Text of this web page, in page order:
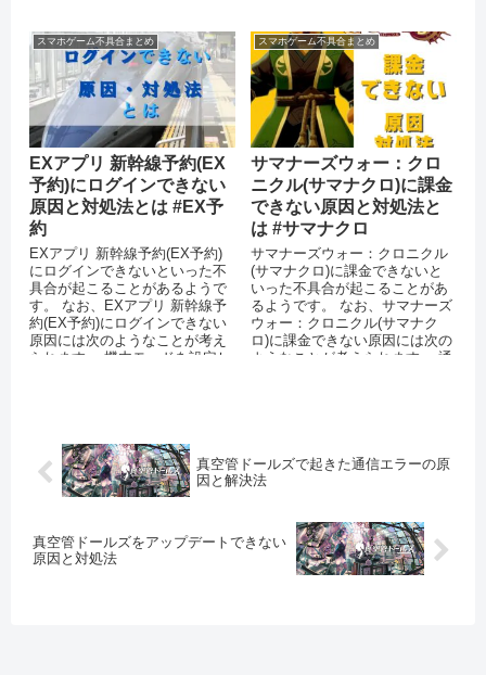
スマホゲーム不具合まとめ
EXアプリ 新幹線予約(EX
予約)にログインできない
原因と対処法とは #EX予
約
EXアプリ 新幹線予約(EX予約)
にログインできないといった不
具合が起こることがあるようで
す。 なお、EXアプリ 新幹線予
約(EX予約)にログインできない
原因には次のようなことが考え
られます。 機内モードを設定し
スマホゲーム不具合まとめ
サマナーズウォー：クロ
ニクル(サマナクロ)に課金
できない原因と対処法と
は #サマナクロ
サマナーズウォー：クロニクル
(サマナクロ)に課金できないと
いった不具合が起こることがあ
るようです。 なお、サマナーズ
ウォー：クロニクル(サマナク
ロ)に課金できない原因には次の
ようなことが考えられます。 通
真空管ドールズで起きた通信エラーの原
因と解決法
真空管ドールズをアップデートできない
原因と対処法